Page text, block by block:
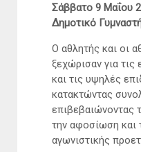
Σάββατο 9 Μαΐου
Δημοτικό
Ο αθλητής και οι
ξεχώρισαν για τις
και τις υψηλές
κατακτώντας
επιβεβαιώνοντας
την αφοσίωση και
αγωνιστικής